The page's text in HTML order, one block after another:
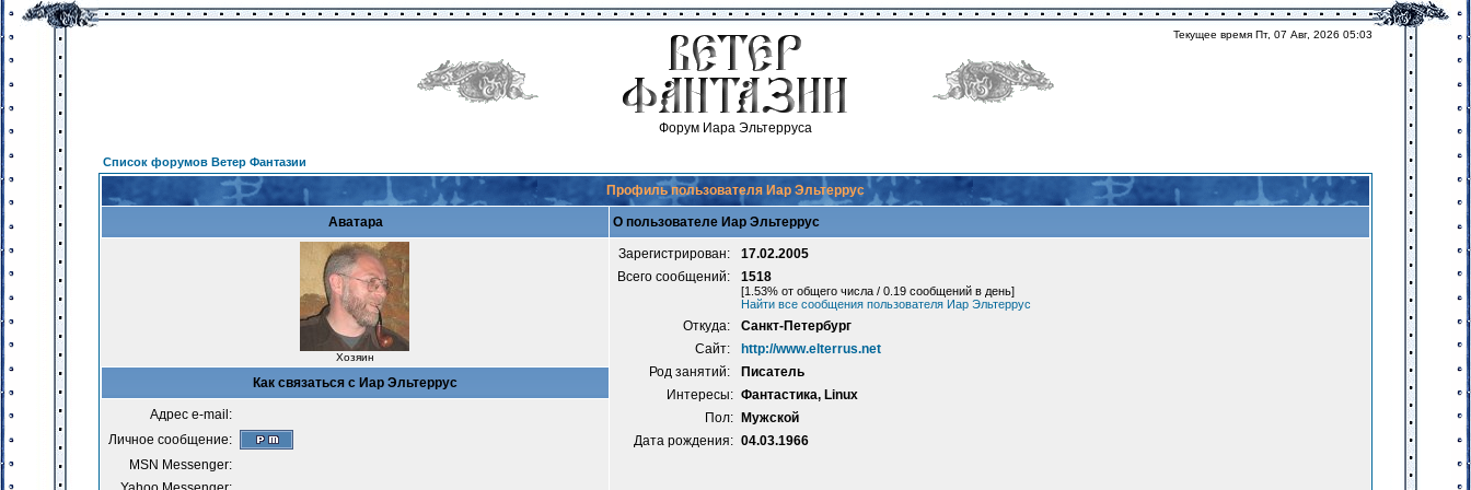
Форум Иара Эльтерруса
Текущее время Пт, 07 Авг, 2026 05:03
Список форумов Ветер Фантазии
Профиль пользователя Иар Эльтеррус
Аватара О пользователе Иар Эльтеррус
Хозяин
Зарегистрирован:
17.02.2005
Всего сообщений:
1518
[1.53% от общего числа / 0.19 сообщений в день]
Найти все сообщения пользователя Иар Эльтеррус
Откуда:
Санкт-Петербург
Сайт:
http://www.elterrus.net
Род занятий:
Писатель
Интересы: Фантастика, Linux
Пол:
Мужской
Дата рождения: 04.03.1966
Как связаться с Иар Эльтеррус
Адрес e-mail:
Личное сообщение:
MSN Messenger: